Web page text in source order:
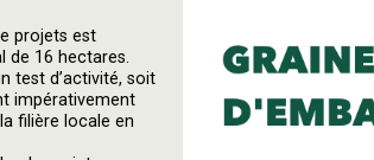
projets est
de 16 hectares.
test d’activité, soit
impérativement
filière locale en